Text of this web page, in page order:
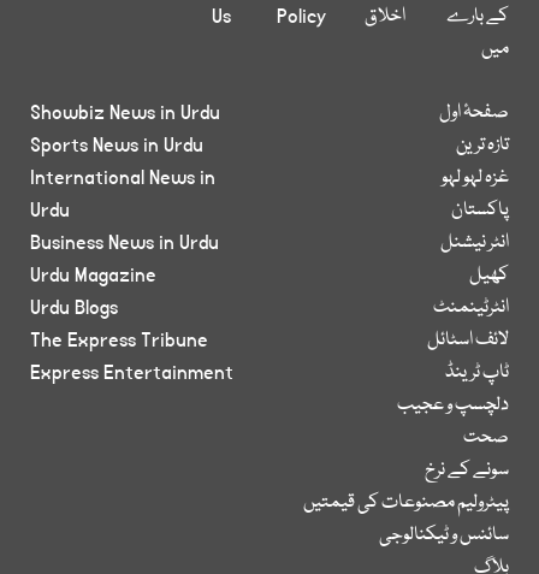
کے بارے
میں
اخلاق
Policy
Us
صفحۂ اول
تازہ ترین
غزہ لہو لہو
پاکستان
انٹر نیشنل
کھیل
انٹرٹینمنٹ
لائف اسٹائل
ٹاپ ٹرینڈ
دلچسپ و عجیب
صحت
سونے کے نرخ
پیٹرولیم مصنوعات کی قیمتیں
سائنس و ٹیکنالوجی
بلاگ
Showbiz News in Urdu
Sports News in Urdu
International News in
Urdu
Business News in Urdu
Urdu Magazine
Urdu Blogs
The Express Tribune
Express Entertainment